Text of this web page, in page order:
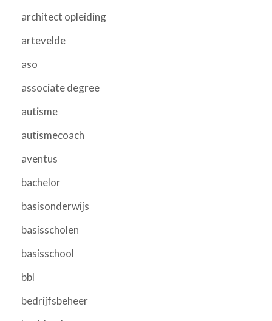
architect opleiding
artevelde
aso
associate degree
autisme
autismecoach
aventus
bachelor
basisonderwijs
basisscholen
basisschool
bbl
bedrijfsbeheer